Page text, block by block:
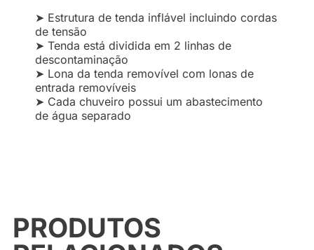
➤ Estrutura de tenda inflável incluindo cordas
de tensão
➤ Tenda está dividida em 2 linhas de
descontaminação
➤ Lona da tenda removível com lonas de
entrada removíveis
➤ Cada chuveiro possui um abastecimento
de água separado
PRODUTOS